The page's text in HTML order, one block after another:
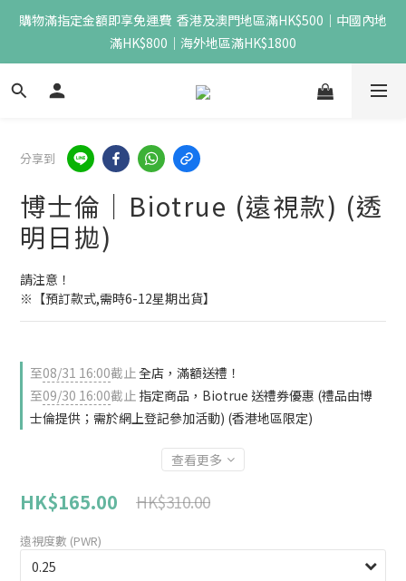
購物滿指定金額即享免運費  香港及澳門地區滿HK$500｜中國內地
滿HK$800｜海外地區滿HK$1800
分享到
博士倫｜Biotrue (遠視款) (透
明日拋)
請注意！
※【預訂款式,需時6-12星期出貨】
至08/31 16:00截止全店，滿額送禮！
至09/30 16:00截止 指定商品，Biotrue 送禮券優惠 (禮品由博
士倫提供；需於網上登記參加活動) (香港地區限定)
查看更多
HK$165.00 HK$310.00
遠視度數 (PWR)